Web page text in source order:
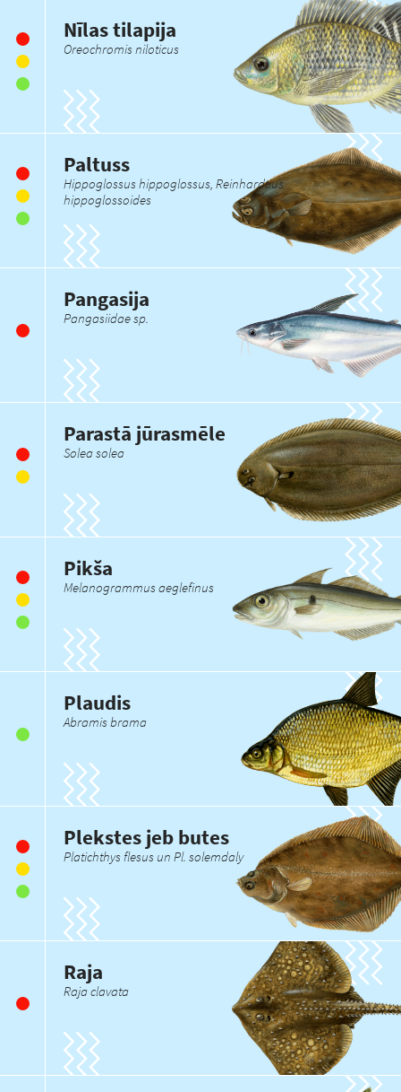
Nīlas tilapija
Oreochromis niloticus
Paltuss
Hippoglossus hippoglossus, Reinhardtius
hippoglossoides
Pangasija
Pangasiidae sp.
Parastā jūrasmēle
Solea solea
Pikša
Melanogrammus aeglefinus
Plaudis
Abramis brama
Plekstes jeb butes
Platichthys flesus un Pl. solemdaly
Raja
Raja clavata